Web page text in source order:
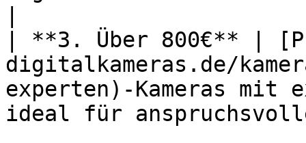
| **3. Über 800€** |
digitalkameras.de/
experten)-Kameras
ideal für